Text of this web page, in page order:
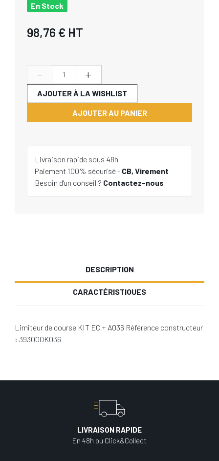
En Stock
98,76 € HT
- +
AJOUTER AU PANIER
AJOUTER À LA WISHLIST
Livraison rapide sous 48h
Paiement 100% sécurisé - CB, Virement
Besoin d'un conseil ? Contactez-nous
DESCRIPTION
CARACTÉRISTIQUES
Limiteur de course KIT EC + A036 Référence constructeur
: 393000K036
LIVRAISON RAPIDE
En 48h ou Click&Collect